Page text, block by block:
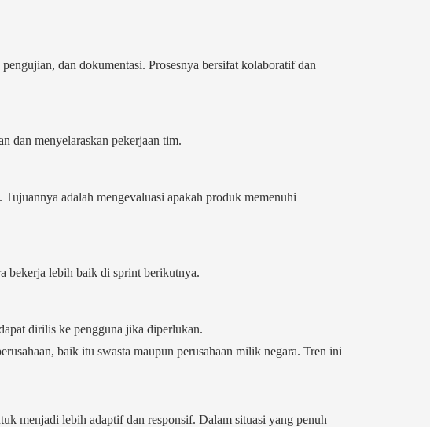
dan dokumentasi. Prosesnya bersifat kolaboratif dan
dan menyelaraskan pekerjaan tim.
adalah mengevaluasi apakah produk memenuhi
bekerja lebih baik di sprint berikutnya.
dirilis ke pengguna jika diperlukan.
baik itu swasta maupun perusahaan milik negara. Tren ini
menjadi lebih adaptif dan responsif. Dalam situasi yang penuh